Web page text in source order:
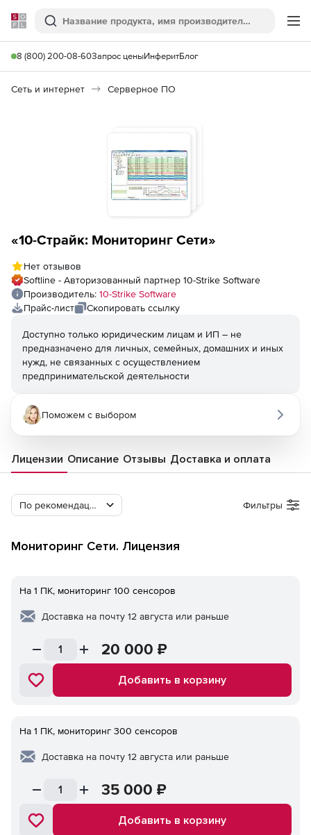
Softline
Поиск
8 (800) 200-08-60Запрос ценыИнферитБлог
Сеть и интернет Серверное ПО
«10-Страйк: Мониторинг Сети»
Нет отзывов
Softline - Авторизованный партнер 10-Strike Software
Производитель: 10-Strike Software
Прайс-лист
Скопировать ссылку
Доступно только юридическим лицам и ИП – не
предназначено для личных, семейных, домашних и иных
нужд, не связанных с осуществлением
предпринимательской деятельности
Поможем с выбором
Лицензии Описание Отзывы Доставка и оплата
По рекомендации Softline Фильтры
Мониторинг Сети. Лицензия
На 1 ПК, мониторинг 100 сенсоров
Доставка на почту 12 августа или раньше
20 000 ₽
Добавить в корзину
На 1 ПК, мониторинг 300 сенсоров
Доставка на почту 12 августа или раньше
35 000 ₽
Добавить в корзину